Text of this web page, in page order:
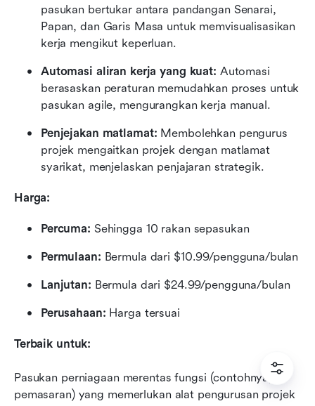
pasukan bertukar antara pandangan Senarai,
Papan, dan Garis Masa untuk memvisualisasikan
kerja mengikut keperluan.
Automasi aliran kerja yang kuat: Automasi
berasaskan peraturan memudahkan proses untuk
pasukan agile, mengurangkan kerja manual.
Penjejakan matlamat: Membolehkan pengurus
projek mengaitkan projek dengan matlamat
syarikat, menjelaskan penjajaran strategik.
Harga:
Percuma: Sehingga 10 rakan sepasukan
Permulaan: Bermula dari $10.99/pengguna/bulan
Lanjutan: Bermula dari $24.99/pengguna/bulan
Perusahaan: Harga tersuai
Terbaik untuk:
Pasukan perniagaan merentas fungsi (contohnya,
pemasaran) yang memerlukan alat pengurusan projek